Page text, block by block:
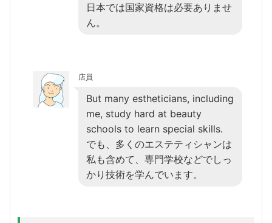
日本では国家資格は必要ありませ
ん。
店員
But many estheticians, including
me, study hard at beauty
schools to learn special skills.
でも、多くのエステティシャンは
私も含めて、専門学校などでしっ
かり技術を学んでいます。